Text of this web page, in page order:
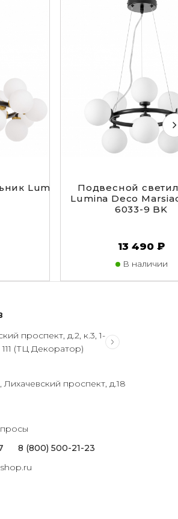
Lumina Deco Marsiada LDP
Подвесной
Lumina Deco
6033-9 BK
13 490 ₽
В наличии
проспект, д.2, к.3, 1-
(ТЦ Декоратор)
проспект, д.18
8 (800) 500-21-23